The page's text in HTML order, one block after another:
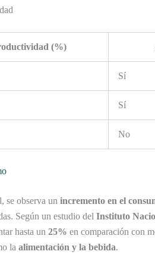
(%)
Sí
Sí
No
se observa un incremento en el
Según un estudio del Instituto
hasta un 25% en comparación con
la alimentación y la bebida.